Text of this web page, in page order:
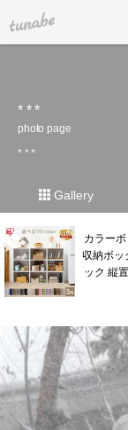
tuna.be
* * *
photo page
* * *
Gallery
カラー
収納ボッ
ック 縦